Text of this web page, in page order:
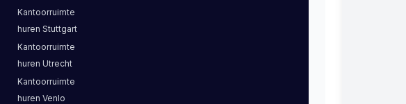
Kantoorruimte
huren Stuttgart
Kantoorruimte
huren Utrecht
Kantoorruimte
huren Venlo